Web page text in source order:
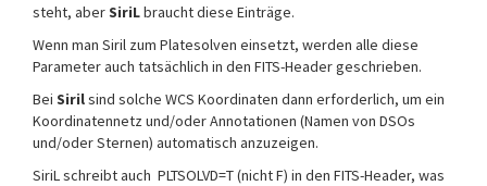
steht, aberSiriLbraucht diese Einträge.
Wenn man Siril zum Platesolven einsetzt, werden alle diese
Parameter auch tatsächlich in den FITS-Header geschrieben.
Bei Sirilsind solche WCS Koordinaten dann erforderlich, um ein
Koordinatennetz und/oder Annotationen (Namen von DSOs
und/oder Sternen) automatisch anzuzeigen.
SiriL schreibt auch PLTSOLVD=T (nicht F) in den FITS-Header, was